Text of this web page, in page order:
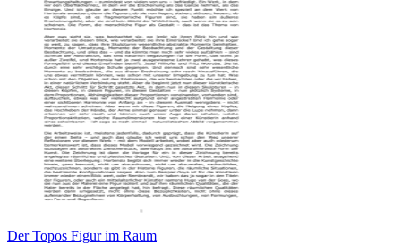
Der Topos Figur im Raum